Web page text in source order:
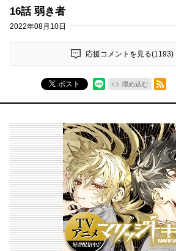
16話 弱き者
2022年08月10日
応援コメントを見る(1193)
ポスト 埋め込む
RSSフィード